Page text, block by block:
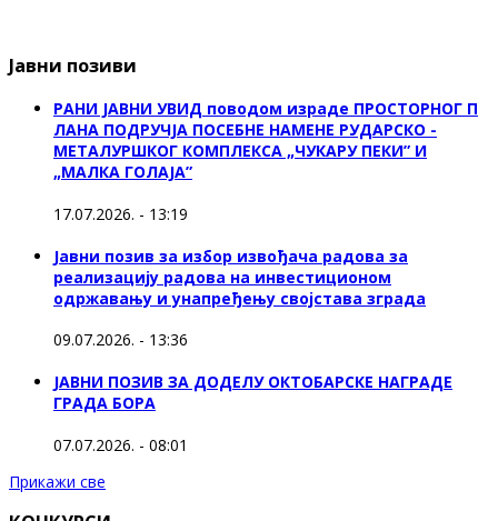
Јавни позиви
РАНИ ЈАВНИ УВИД поводом израде ПРОСТОРНОГ П
ЛАНА ПОДРУЧЈА ПОСЕБНЕ НАМЕНЕ РУДАРСКО -
МЕТАЛУРШКОГ КОМПЛЕКСА „ЧУКАРУ ПЕКИ” И
„МАЛКА ГОЛАЈА”
17.07.2026. - 13:19
Јавни позив за избор извођача радова за
реализацију радова на инвестиционом
одржавању и унапређењу својстава зграда
09.07.2026. - 13:36
ЈАВНИ ПОЗИВ ЗА ДОДЕЛУ ОКТOБАРСКЕ НАГРАДЕ
ГРАДА БОРА
07.07.2026. - 08:01
Прикажи све